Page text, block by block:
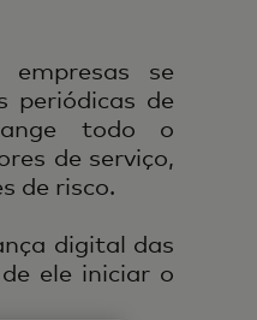
se
periódicas de
todo o
de serviço,
de risco.
digital das
ele iniciar o